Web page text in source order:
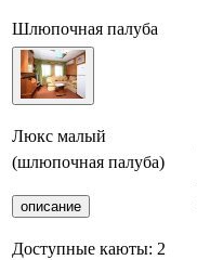
Шлюпочная палуба
Люкс малый
(шлюпочная палуба)
описание
Доступные каюты: 2